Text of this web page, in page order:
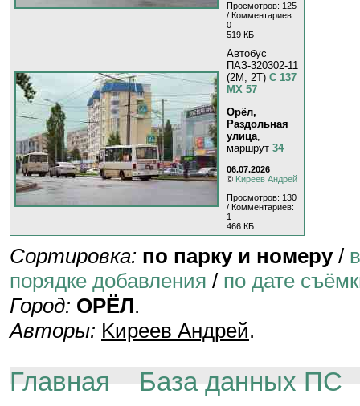
Просмотров: 125
/ Комментариев:
0
519 КБ
Автобус
ПАЗ-320302-11
(2M, 2T) С 137
МХ 57
Орёл,
Раздольная
улица,
маршрут 34
06.07.2026
© Kиpeeв Aндpeй
Просмотров: 130
/ Комментариев:
1
466 КБ
Сортировка: по парку и номеру/
порядке добавления / по дате
Город: ОРЁЛ.
Авторы: Kиpeeв Aндpeй.
Главная База данных ПС